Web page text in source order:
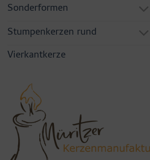
Sonderformen
Stumpenkerzen rund
Vierkantkerze